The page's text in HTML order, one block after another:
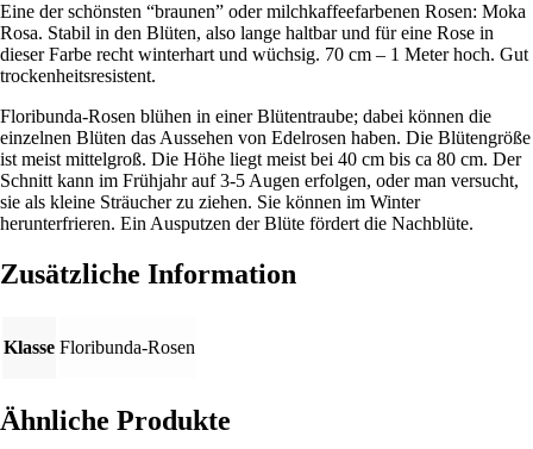
Eine der schönsten “braunen” oder milchkaffeefarbenen Rosen: Moka
Rosa. Stabil in den Blüten, also lange haltbar und für eine Rose in
dieser Farbe recht winterhart und wüchsig. 70 cm – 1 Meter hoch. Gut
trockenheitsresistent.
Floribunda-Rosen blühen in einer Blütentraube; dabei können die
einzelnen Blüten das Aussehen von Edelrosen haben. Die Blütengröße
ist meist mittelgroß. Die Höhe liegt meist bei 40 cm bis ca 80 cm. Der
Schnitt kann im Frühjahr auf 3-5 Augen erfolgen, oder man versucht,
sie als kleine Sträucher zu ziehen. Sie können im Winter
herunterfrieren. Ein Ausputzen der Blüte fördert die Nachblüte.
Zusätzliche Information
Klasse Floribunda-Rosen
Ähnliche Produkte